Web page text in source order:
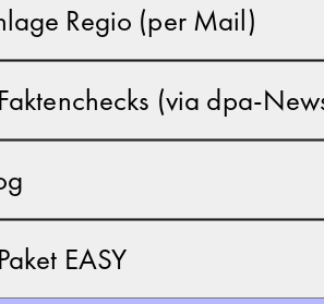
Regio (per Mail)
(via dpa-
EASY